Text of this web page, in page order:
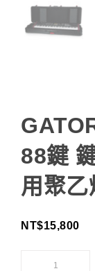
88鍵
用聚
NT$15,800